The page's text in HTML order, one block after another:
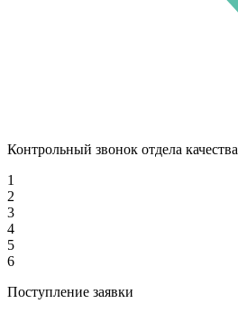
Контрольный звонок отдела качества
1
2
3
4
5
6
Поступление заявки